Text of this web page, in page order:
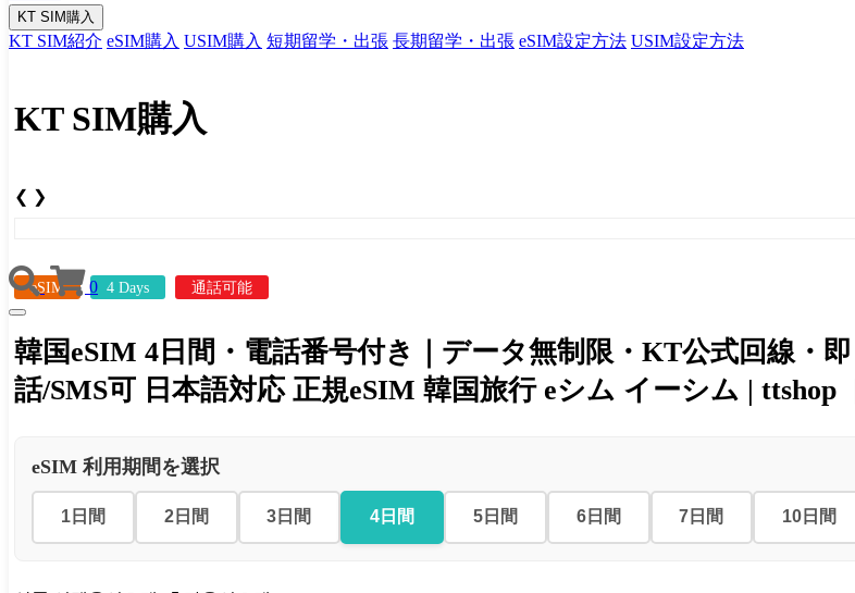
0
TOGGLE
NAVIGATION
KT SIM購入
KT SIM紹介 eSIM購入 USIM購入 短期留学・出張 長期留学・出張 eSIM設定方法 USIM設定方法
KT SIM購入
❮ ❯
eSIM 4 Days 通話可能
韓国eSIM 4日間・電話番号付き｜データ無制限・KT公式回線・
話/SMS可 日本語対応 正規eSIM 韓国旅行 eシム イーシム | ttshop
eSIM 利用期間を選択
1日間 2日間 3日間 4日間 5日間 6日間 7日間 10日間